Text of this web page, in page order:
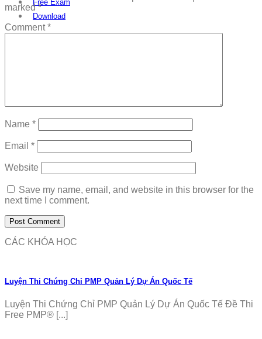
Free Exam
Download
marked*
Comment*
Name *
Email *
Website
Save my name, email, and website in this browser for the
next time I comment.
CÁC KHÓA HỌC
Luyện Thi Chứng Chỉ PMP Quản Lý Dự Án Quốc Tế
Luyện Thi Chứng Chỉ PMP Quản Lý Dự Án Quốc Tế Đề Thi
Free PMP® [...]